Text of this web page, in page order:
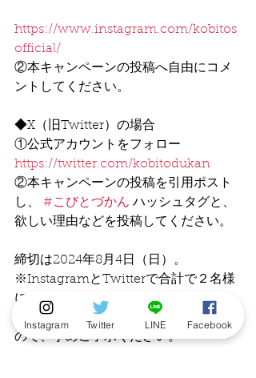
https://www.instagram.com/kobitos
official/
②本キャンペーンの投稿へ自由にコメ
ントしてください。
◆X（旧Twitter）の場合
①公式アカウントをフォロー
https://twitter.com/kobitodukan
②本キャンペーンの投稿を引用ポスト
し、 #こびとづかん ハッシュタグと、
欲しい理由などを投稿してください。
締切は2024年8月4日（日）。
※InstagramとTwitterで合計で２名様
になります。
※賞品の発送先は日本国内に限ります
ので、予めご了承ください。
Instagram Twitter LINE Facebook